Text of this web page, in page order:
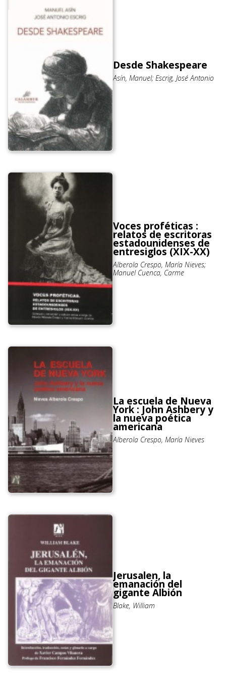
Desde Shakespeare
Asín, Manuel; Escrig, José Antonio
Voces proféticas :
relatos de escritoras
estadounidenses de
entresiglos (XIX-XX)
Alberola Crespo, María Nieves;
Manuel Cuenca, Carme
La escuela de Nueva
York : John Ashbery y
la nueva poética
americana
Alberola Crespo, María Nieves
Jerusalen, la
emanación del
gigante Albión
Blake, William